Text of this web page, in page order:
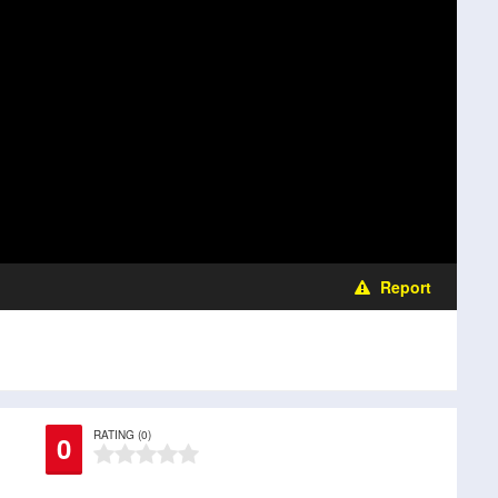
Report
0 RATING (0)